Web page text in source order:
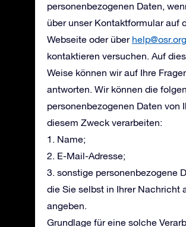
personenbezogenen Daten,
über unser Kontaktformular auf
Webseite oder über help@osr.org
kontaktieren versuchen. Auf
Weise können wir auf Ihre
antworten. Wir können die
personenbezogenen Daten von
diesem Zweck verarbeiten:
1. Name;
2. E-Mail-Adresse;
3. sonstige personenbezogene
die Sie selbst in Ihrer Nachricht
angeben.
Grundlage für eine solche